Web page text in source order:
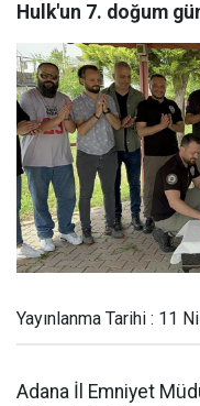
Hulk'un 7. doğum
Yayınlanma Tarihi : 11
Adana İl Emniyet